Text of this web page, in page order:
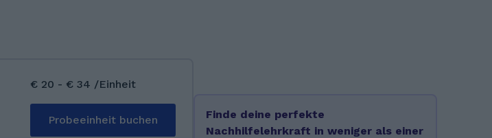
€ 20 - € 34 /Einheit
Probeeinheit buchen
Finde deine perfekte
Nachhilfelehrkraft in weniger als einer